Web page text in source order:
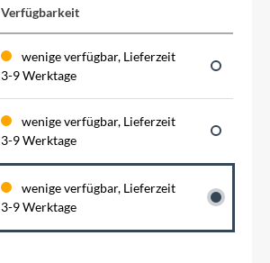
Verfügbarkeit
wenige verfügbar, Lieferzeit
3-9 Werktage
wenige verfügbar, Lieferzeit
3-9 Werktage
wenige verfügbar, Lieferzeit
3-9 Werktage